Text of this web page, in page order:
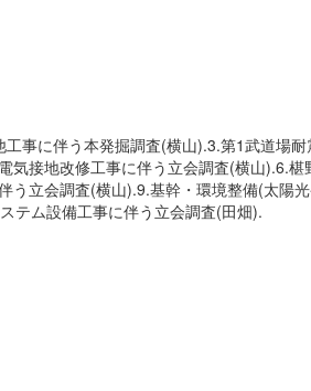
事に伴う本発掘調査(横山).3.第1武道場
接地改修工事に伴う立会調査(横山).6.椹
う立会調査(横山).9.基幹・環境整備(太陽
テム設備工事に伴う立会調査(田畑).